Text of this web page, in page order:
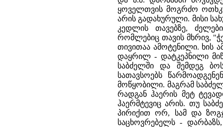
ყოველთვის მოგრძო
არის გადახურული. მისი
კედლის თავებზე,
რომლებიც თავის მხრივ,
თივითაა ამოტენილი. ხის
დაყრილ - დატკეპნილი
საბძელში და შემდეგ
სათავსოებს
მოწყობილი. მაგრამ
რადგან ჰაერის მეტ
ჰაერმტევიც არის. თუ
პირიქით ორ, სამ და
საცხოვრებელს -